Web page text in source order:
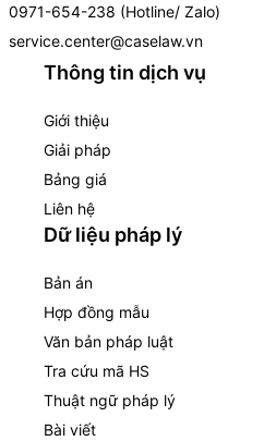
0971-654-238 (Hotline/ Zalo)
service.center@caselaw.vn
Thông tin dịch vụ
Giới thiệu
Giải pháp
Bảng giá
Liên hệ
Dữ liệu pháp lý
Bản án
Hợp đồng mẫu
Văn bản pháp luật
Tra cứu mã HS
Thuật ngữ pháp lý
Bài viết